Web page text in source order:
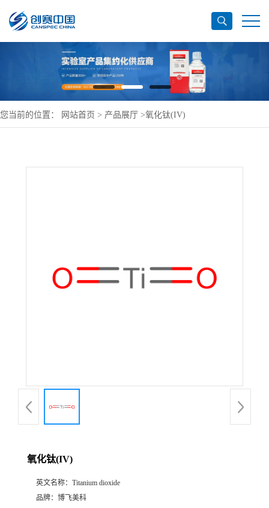
您当前的位置： 网站首页 > 产品展厅 >氧化钛(IV)
氧化钛(IV)
英文名称： Titanium dioxide
品牌： 博飞美科